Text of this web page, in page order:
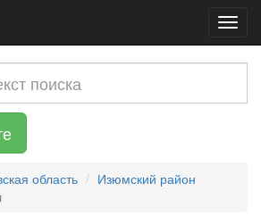
область
Изюмский район